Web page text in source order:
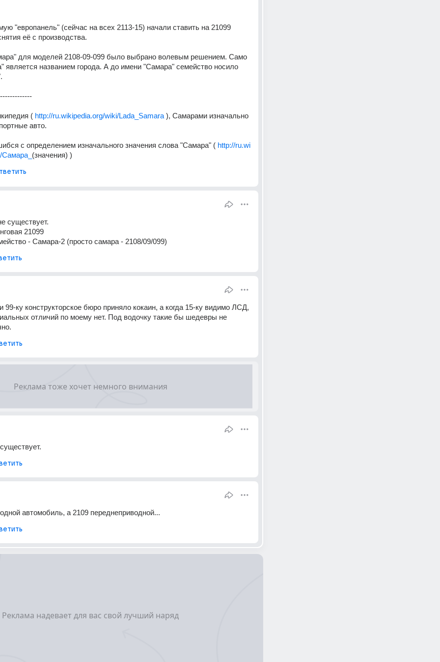
"европанель" (сейчас на всех 2113-15) начали ставить на 21099
её с производства.
для моделей 2108-09-099 было выбрано волевым решением. Само
является названием города. А до имени "Самара" семейство носило
( http://ru.wikipedia.org/wiki/Lada_Samara ), Самарами изначально
авто.
с определением изначального значения слова "Самара" ( http://ru.wi
(значения) )
существует.
21099
- Самара-2 (просто самара - 2108/09/099)
99-ку конструкторское бюро приняло кокаин, а когда 15-ку видимо ЛСД,
отличий по моему нет. Под водочку такие бы шедевры не
автомобиль, а 2109 переднеприводной...